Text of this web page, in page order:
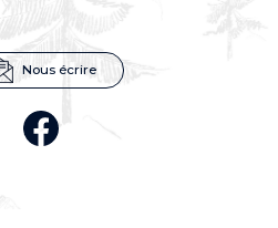
Nous écrire